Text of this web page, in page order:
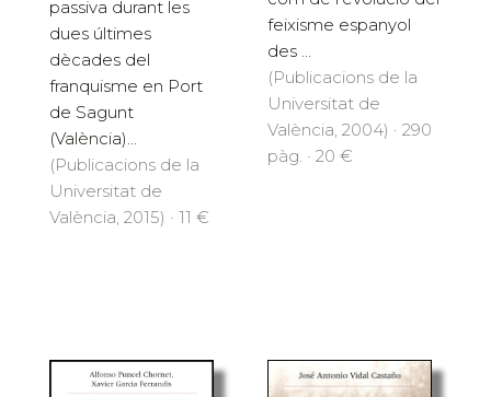
passiva durant les
dues últimes
dècades del
franquisme en Port
de Sagunt
(València)...
(Publicacions de la
Universitat de
València, 2015) · 11 €
feixisme espanyol
des ...
(Publicacions de la
Universitat de
València, 2004) · 290
pàg. · 20 €